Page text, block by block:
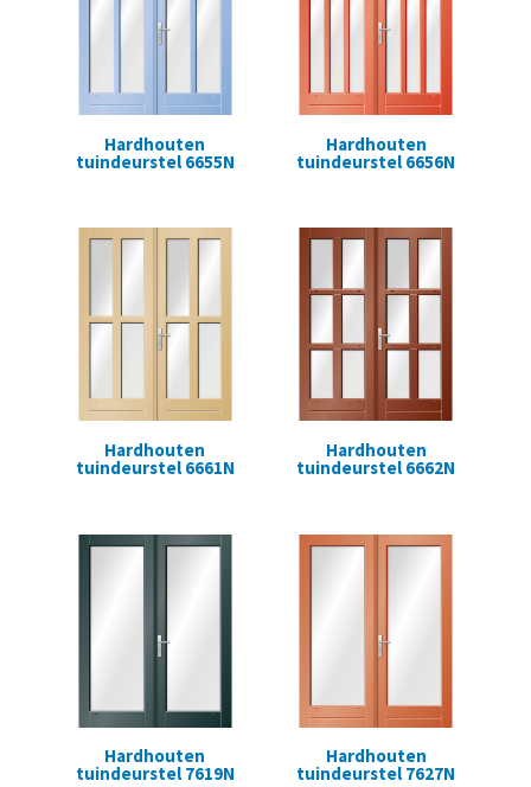
Hardhouten
tuindeurstel 6655N
Hardhouten
tuindeurstel 6656N
Hardhouten
tuindeurstel 6661N
Hardhouten
tuindeurstel 6662N
Hardhouten
tuindeurstel 7619N
Hardhouten
tuindeurstel 7627N